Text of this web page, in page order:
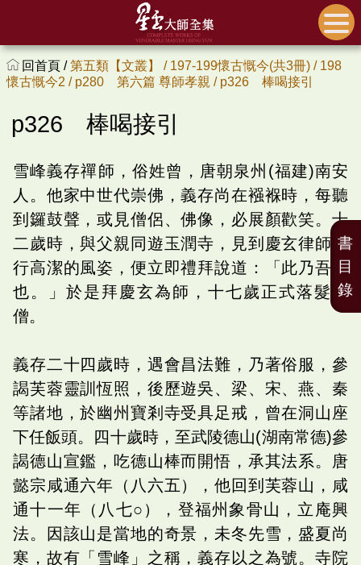
回首頁 /第五類【文叢】 / 197-199懷古慨今(共3冊) / 198
懷古慨今2 / p280 第六篇 尊師孝親 / p326 棒喝接引
p326 棒喝接引
雪峰義存禪師，俗姓曾，唐朝泉州(福建)南安
人。他家中世代崇佛，義存尚在襁褓時，每聽
到鑼鼓聲，或見僧侶、佛像，必展顏歡笑。十
二歲時，與父親同遊玉潤寺，見到慶玄律師道
行高潔的風姿，便立即禮拜說道：「此乃吾師
也。」於是拜慶玄為師，十七歲正式落髮為
僧。
義存二十四歲時，遇會昌法難，乃著俗服，參
謁芙蓉靈訓恆照，後歷遊吳、梁、宋、燕、秦
等諸地，於幽州寶剎寺受具足戒，曾在洞山座
下任飯頭。四十歲時，至武陵德山(湖南常德)參
謁德山宣鑑，吃德山棒而開悟，承其法系。唐
懿宗咸通六年（八六五），他回到芙蓉山，咸
通十一年（八七○），登福州象骨山，立庵興
法。因該山是當地的奇景，未冬先雪，盛夏尚
寒，故有「雪峰」之稱，義存以之為號。寺院
書
目
錄